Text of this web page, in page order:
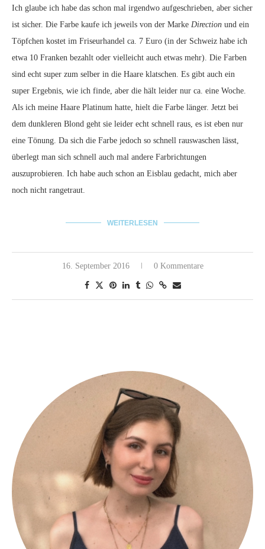
Ich glaube ich habe das schon mal irgendwo aufgeschrieben, aber sicher
ist sicher. Die Farbe kaufe ich jeweils von der Marke Direction und ein
Töpfchen kostet im Friseurhandel ca. 7 Euro (in der Schweiz habe ich
etwa 10 Franken bezahlt oder vielleicht auch etwas mehr). Die Farben
sind echt super zum selber in die Haare klatschen. Es gibt auch ein
super Ergebnis, wie ich finde, aber die hält leider nur ca. eine Woche.
Als ich meine Haare Platinum hatte, hielt die Farbe länger. Jetzt bei
dem dunkleren Blond geht sie leider echt schnell raus, es ist eben nur
eine Tönung. Da sich die Farbe jedoch so schnell rauswaschen lässt,
überlegt man sich schnell auch mal andere Farbrichtungen
auszuprobieren. Ich habe auch schon an Eisblau gedacht, mich aber
noch nicht rangetraut.
WEITERLESEN
16. September 2016 0 Kommentare